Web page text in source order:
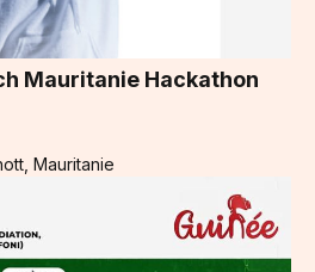
Mauritanie Hackathon
Mauritanie